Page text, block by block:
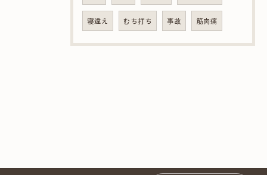
寝違え むち打ち 事故 筋肉痛